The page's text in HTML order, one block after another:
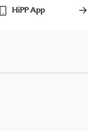
HiPP App